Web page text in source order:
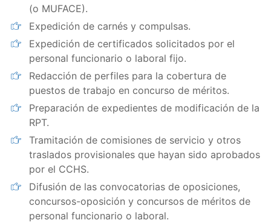
(o MUFACE).
Expedición de carnés y compulsas.
Expedición de certificados solicitados por el
personal funcionario o laboral fijo.
Redacción de perfiles para la cobertura de
puestos de trabajo en concurso de méritos.
Preparación de expedientes de modificación de la
RPT.
Tramitación de comisiones de servicio y otros
traslados provisionales que hayan sido aprobados
por el CCHS.
Difusión de las convocatorias de oposiciones,
concursos-oposición y concursos de méritos de
personal funcionario o laboral.